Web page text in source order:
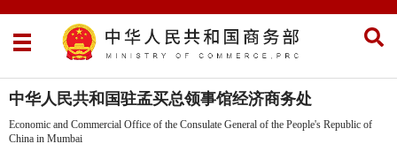
中华人民共和国驻孟买总领事馆经济商务处
Economic and Commercial Office of the Consulate General of the People's Republic of
China in Mumbai